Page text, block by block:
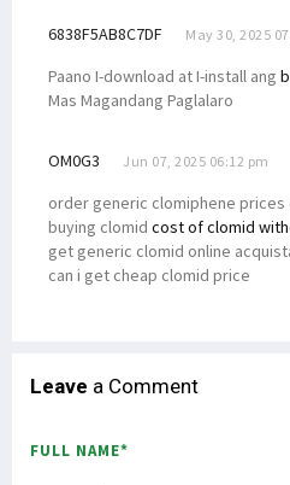
6838F5AB8C7DF May 30, 2025
Paano I-download at I-install ang
Mas Magandang Paglalaro
OM0G3 Jun 07, 2025 06:12 pm
order generic clomiphene
buying clomid cost of clomid
get generic clomid online
can i get cheap clomid price
Leave a Comment
FULL NAME*